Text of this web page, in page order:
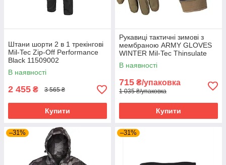
Штани шорти 2 в 1 трекінгові
Mil-Tec Zip-Off Performance
Black 11509002
В наявності
2 455 ₴ 3 565 ₴
Купити
Рукавиці тактичні зимові з
мембраною ARMY GLOVES
WINTER Mil-Tec Thinsulate
Oliva 12520801
В наявності
715 ₴/упаковка
1 035 ₴/упаковка
Купити
–31% –31%